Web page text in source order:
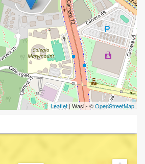
Leaflet | Wasi - ©OpenStreetMap